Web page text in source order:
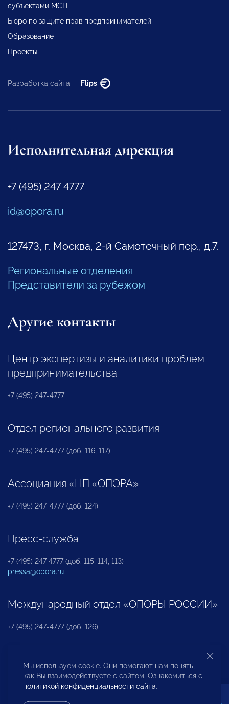
субъектами МСП
Бюро по защите прав предпринимателей
Образование
Проекты
Разработка сайта — Flips
Исполнительная дирекция
+7 (495) 247 4777
id@opora.ru
127473, г. Москва, 2-й Самотечный пер., д.7.
Региональные отделения
Представители за рубежом
Другие контакты
Центр экспертизы и аналитики проблем
предпринимательства
+7 (495) 247-4777
Отдел регионального развития
+7 (495) 247-4777 (доб. 116, 117)
Ассоциация «НП «ОПОРА»
+7 (495) 247-4777 (доб. 124)
Пресс-служба
+7 (495) 247 4777 (доб. 115, 114, 113)
pressa@opora.ru
Международный отдел «ОПОРЫ РОССИИ»
+7 (495) 247-4777 (доб. 126)
Бюро по защите прав предпринимателей и
инвесторов
Мы используем cookie. Они помогают нам понять,
как Вы взаимодействуете с сайтом. Ознакомиться с
политикой конфиденциальности сайта.